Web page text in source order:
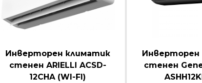
Инверторен климатик
стенен ARIELLI ACSD-
12CHA (WI-FI)
Инверторен
стенен